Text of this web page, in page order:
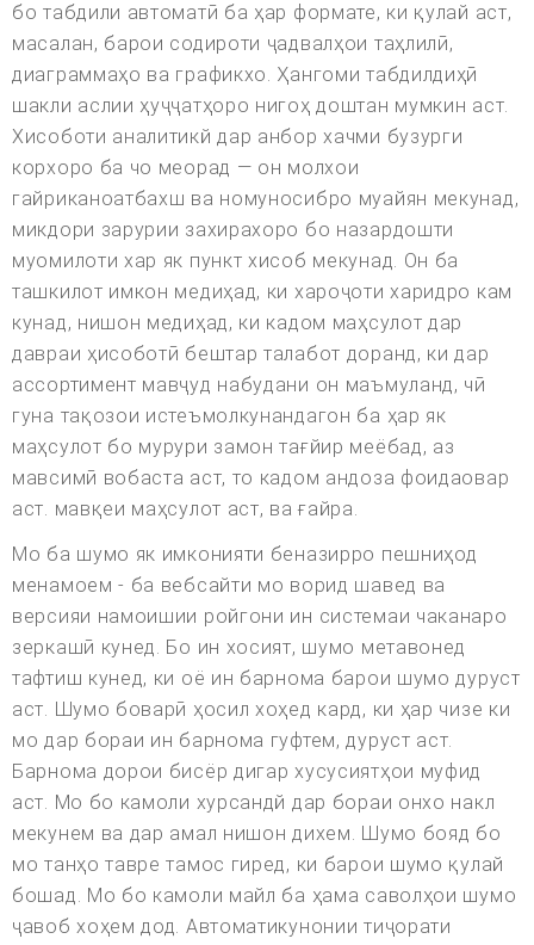
бо табдили автоматӣ ба ҳар формате, ки қулай аст,
масалан, барои содироти ҷадвалҳои таҳлилӣ,
диаграммаҳо ва графикхо. Ҳангоми табдилдиҳӣ
шакли аслии ҳуҷҷатҳоро нигоҳ доштан мумкин аст.
Хисоботи аналитикй дар анбор хачми бузурги
корхоро ба чо меорад — он молхои
гайриканоатбахш ва номуносибро муайян мекунад,
микдори зарурии захирахоро бо назардошти
муомилоти хар як пункт хисоб мекунад. Он ба
ташкилот имкон медиҳад, ки хароҷоти харидро кам
кунад, нишон медиҳад, ки кадом маҳсулот дар
давраи ҳисоботӣ бештар талабот доранд, ки дар
ассортимент мавҷуд набудани он маъмуланд, чӣ
гуна тақозои истеъмолкунандагон ба ҳар як
маҳсулот бо мурури замон тағйир меёбад, аз
мавсимӣ вобаста аст, то кадом андоза фоидаовар
аст. мавқеи маҳсулот аст, ва ғайра.
Мо ба шумо як имконияти беназирро пешниҳод
менамоем - ба вебсайти мо ворид шавед ва
версияи намоишии ройгони ин системаи чаканаро
зеркашӣ кунед. Бо ин хосият, шумо метавонед
тафтиш кунед, ки оё ин барнома барои шумо дуруст
аст. Шумо боварӣ ҳосил хоҳед кард, ки ҳар чизе ки
мо дар бораи ин барнома гуфтем, дуруст аст.
Барнома дорои бисёр дигар хусусиятҳои муфид
аст. Мо бо камоли хурсандй дар бораи онхо накл
мекунем ва дар амал нишон дихем. Шумо бояд бо
мо танҳо тавре тамос гиред, ки барои шумо қулай
бошад. Мо бо камоли майл ба ҳама саволҳои шумо
ҷавоб хоҳем дод. Автоматикунонии тиҷорати